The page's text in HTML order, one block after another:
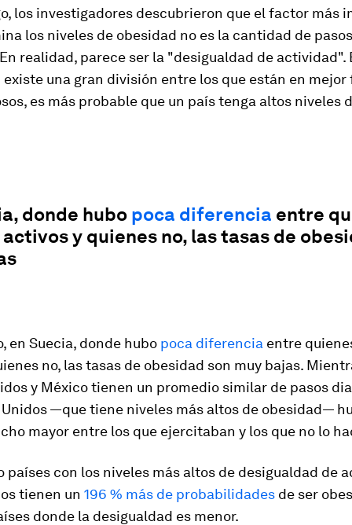
los investigadores descubrieron que el factor más
los niveles de obesidad no es la cantidad de
realidad, parece ser la "desigualdad de actividad".
existe una gran división entre los que están en mejor
es más probable que un país tenga altos niveles
donde hubo poca diferencia entre
y quienes no, las tasas de
en Suecia, donde hubo poca diferencia entre
no, las tasas de obesidad son muy bajas.
y México tienen un promedio similar de pasos
—que tiene niveles más altos de obesidad—
mayor entre los que ejercitaban y los que no lo
países con los niveles más altos de desigualdad de
tienen un 196 % más de probabilidades de ser
donde la desigualdad es menor.